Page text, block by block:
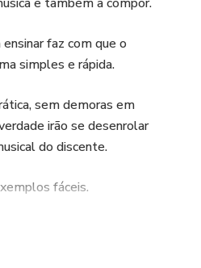
faz com que o
simples e rápida.
sem demoras em
irão se desenrolar
do discente.
fáceis.
universo musical.